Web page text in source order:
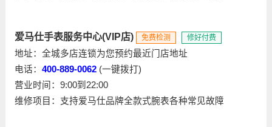
爱马仕手表服务中心(VIP店) 免费检测 修好付费
地址：全城多店连锁为您预约最近门店地址
电话： 400-889-0062(一键拨打)
营业时间：9:00到22:00
维修项目：支持爱马仕品牌全款式腕表各种常见故障